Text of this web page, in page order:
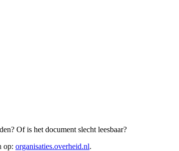
Of is het document slecht leesbaar?
op: organisaties.overheid.nl.